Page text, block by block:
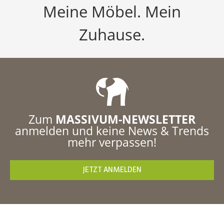
Meine Möbel. Mein
Zuhause.
Zum MASSIVUM-NEWSLETTER
anmelden und keine News & Trends
mehr verpassen!
JETZT ANMELDEN